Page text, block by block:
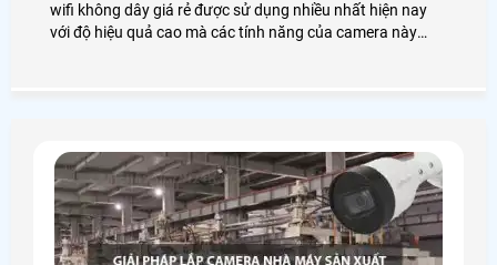
wifi không dây giá rẻ được sử dụng nhiều nhất hiện nay
với độ hiệu quả cao mà các tính năng của camera này